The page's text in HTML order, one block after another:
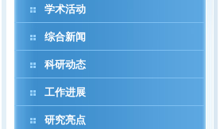
学术活动
综合新闻
科研动态
工作进展
研究亮点